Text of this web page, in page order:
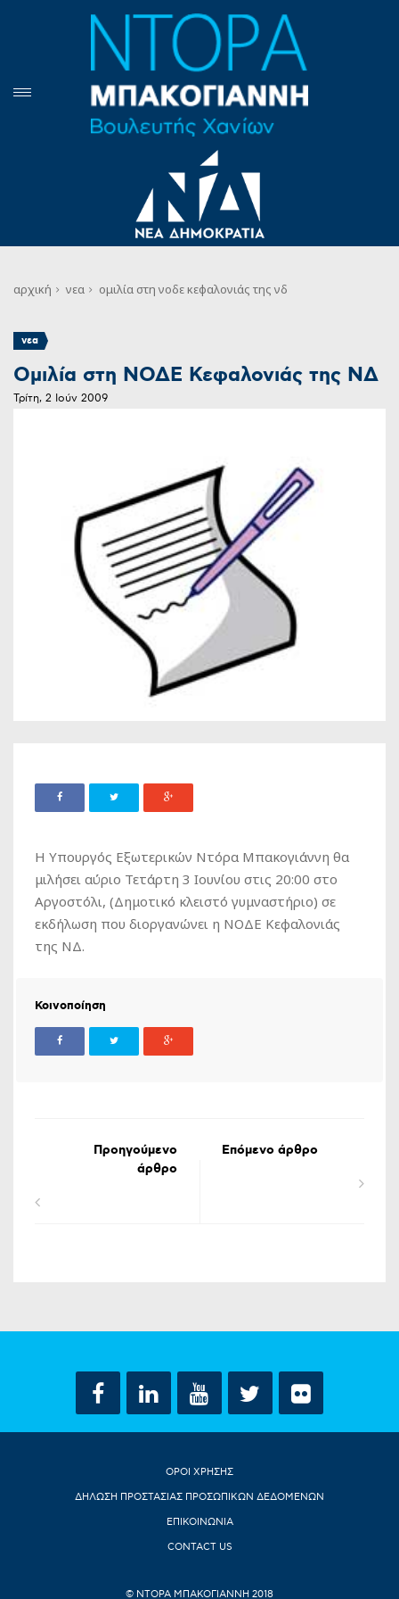
αρχική νεα ομιλία στη νοδε κεφαλονιάς της νδ
νεα
Ομιλία στη ΝΟΔΕ Κεφαλονιάς της ΝΔ
Τρίτη, 2 Ιούν 2009
Η Υπουργός Εξωτερικών Ντόρα Μπακογιάννη θα
μιλήσει αύριο Τετάρτη 3 Ιουνίου στις 20:00 στο
Αργοστόλι, (Δημοτικό κλειστό γυμναστήριο) σε
εκδήλωση που διοργανώνει η ΝΟΔΕ Κεφαλονιάς
της ΝΔ.
Κοινοποίηση
Προηγούμενο
άρθρο
Επόμενο άρθρο
ΟΡΟΙ ΧΡΗΣΗΣ
ΔΗΛΩΣΗ ΠΡΟΣΤΑΣΙΑΣ ΠΡΟΣΩΠΙΚΩΝ ΔΕΔΟΜΕΝΩΝ
ΕΠΙΚΟΙΝΩΝΙΑ
CONTACT US
© ΝΤΟΡΑ ΜΠΑΚΟΓΙΑΝΝΗ 2018